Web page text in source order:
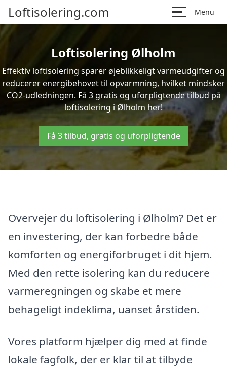
Loftisolering.com Menu
Loftisolering Ølholm
Effektiv loftisolering sparer øjeblikkeligt varmeudgifter og
reducerer energibehovet til opvarmning, hvilket mindsker
CO2-udledningen. Få 3 gratis og uforpligtende tilbud på
loftisolering i Ølholm her!
Få 3 tilbud, gratis og uforpligtende
Overvejer du loftisolering i Ølholm? Det er
en investering, der kan forbedre både
komforten og energiforbruget i dit hjem.
Med den rette isolering kan du reducere
varmeregningen og skabe et mere
behageligt indeklima, uanset årstiden.
Vores platform hjælper dig med at finde
lokale fagfolk, der er klar til at tilbyde